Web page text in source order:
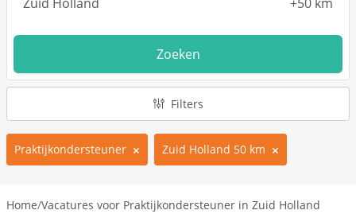
Zoeken
Filters
Praktijkondersteuner Zuid Holland 50 km
Home/Vacatures voor Praktijkondersteuner in Zuid Holland